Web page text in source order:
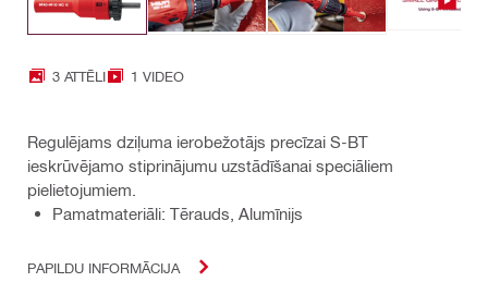
3 ATTĒLI 1 VIDEO
Regulējams dziļuma ierobežotājs precīzai S-BT
ieskrūvējamo stiprinājumu uzstādīšanai speciāliem
pielietojumiem.
Pamatmateriāli: Tērauds, Alumīnijs
PAPILDU INFORMĀCIJA